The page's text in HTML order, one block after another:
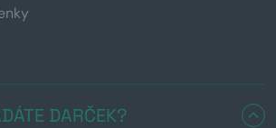
DARČEK?